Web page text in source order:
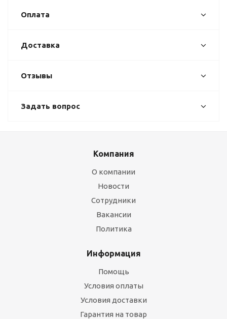
Оплата
Доставка
Отзывы
Задать вопрос
Компания
О компании
Новости
Сотрудники
Вакансии
Политика
Информация
Помощь
Условия оплаты
Условия доставки
Гарантия на товар